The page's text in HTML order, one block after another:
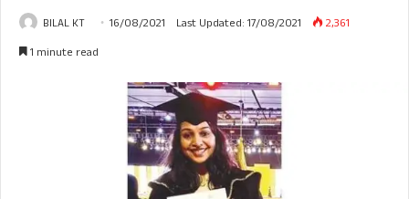
BILAL KT 16/08/2021 Last Updated: 17/08/2021
2,361
1 minute read